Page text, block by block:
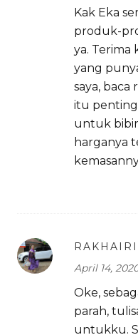
Kak Eka
produk-
ya. Terima
yang
saya,
itu
untuk
harganya
April 14,
Oke,
parah,
untukku.